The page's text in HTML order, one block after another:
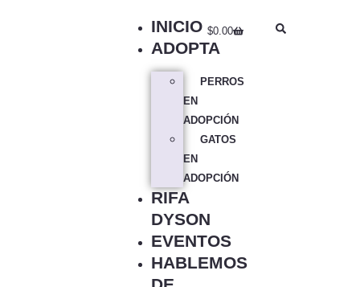
INICIO
ADOPTA
PERROS
EN
ADOPCIÓN
GATOS
EN
ADOPCIÓN
RIFA
DYSON
EVENTOS
HABLEMOS
$0.00